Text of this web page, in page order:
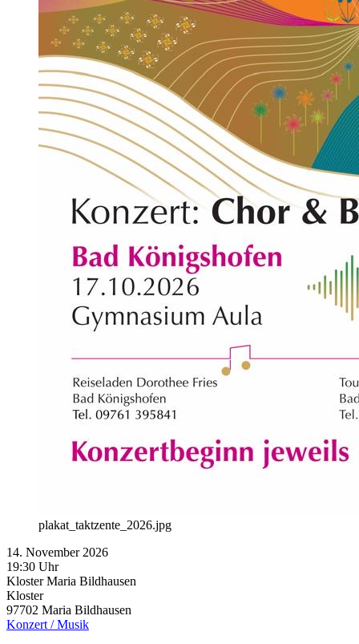
plakat_taktzente_2026.jpg
14. November 2026
19:30 Uhr
Kloster Maria Bildhausen
Kloster
97702 Maria Bildhausen
Konzert / Musik